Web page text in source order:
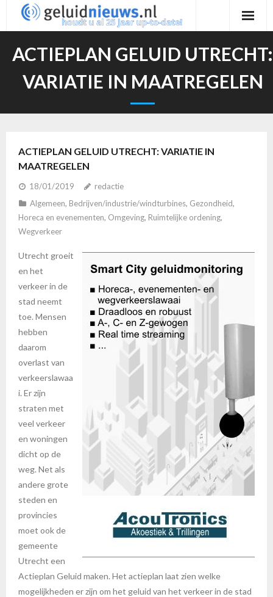
inhoudACTIEPLAN GELUID UTRECHT:
VARIATIE IN MAATREGELEN
ACTIEPLAN GELUID UTRECHT: VARIATIE IN
MAATREGELEN
18/01/2019
redactie
Algemeen, Bedrijven/industrie/windturbines, Gezondheid,
Horeca en evenementen, Omgeving, Ruimtelijke ordening,
Wegverkeer
Utrecht groeit
en het
verkeer in de
stad neemt
toe. Mensen
hebben
daarom
overlast van
verkeerslawaa
i. Er zijn
straten met
veel verkeer
en woningen
dicht op de
weg. Net als
andere grote
steden en
provincies
moet ook de
gemeente
Utrecht een
Actieplan Geluid maken. Het actieplan laat zien welke
mogelijkheden er zijn om het geluid van het verkeer in de stad